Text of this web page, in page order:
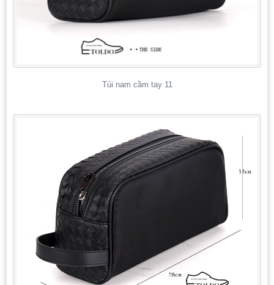
Túi nam cầm tay 11